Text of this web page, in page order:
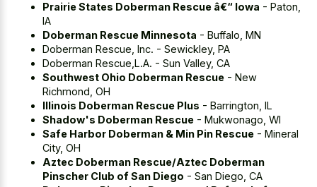
Prairie States Doberman Rescue â€“ Iowa - Paton,
IA
Doberman Rescue Minnesota - Buffalo, MN
Doberman Rescue, Inc. - Sewickley, PA
Doberman Rescue,L.A. - Sun Valley, CA
Southwest Ohio Doberman Rescue - New
Richmond, OH
Illinois Doberman Rescue Plus - Barrington, IL
Shadow's Doberman Rescue - Mukwonago, WI
Safe Harbor Doberman & Min Pin Rescue - Mineral
City, OH
Aztec Doberman Rescue/Aztec Doberman
Pinscher Club of San Diego - San Diego, CA